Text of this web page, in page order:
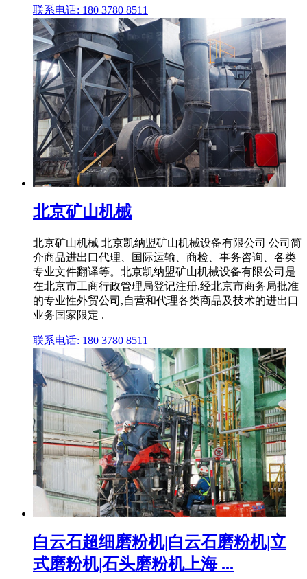
联系电话: 180 3780 8511
北京矿山机械
北京矿山机械 北京凯纳盟矿山机械设备有限公司 公司简
介商品进出口代理、国际运输、商检、事务咨询、各类
专业文件翻译等。北京凯纳盟矿山机械设备有限公司是
在北京市工商行政管理局登记注册,经北京市商务局批准
的专业性外贸公司,自营和代理各类商品及技术的进出口
业务国家限定 .
联系电话: 180 3780 8511
白云石超细磨粉机|白云石磨粉机|立
式磨粉机|石头磨粉机上海 ...